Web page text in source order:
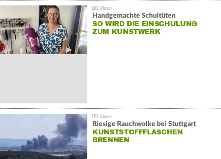
Handgemachte Schultüten
SO WIRD DIE EINSCHULUNG
ZUM KUNSTWERK
Riesige Rauchwolke bei Stuttgart
KUNSTSTOFFFLASCHEN
BRENNEN